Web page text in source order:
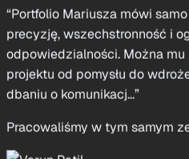
Anna Kamińska
Talent Acquisition Specialist /
“Portfolio Mariusza mówi
odpowiedzialności. Można mu
projektu od pomysłu do